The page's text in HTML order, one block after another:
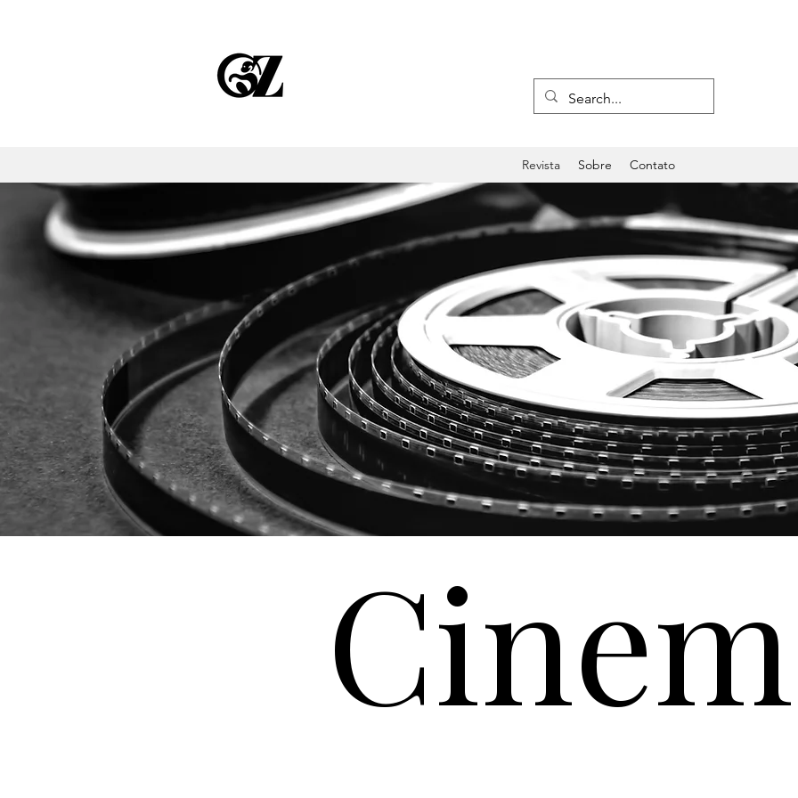
Revista Sobre Contato